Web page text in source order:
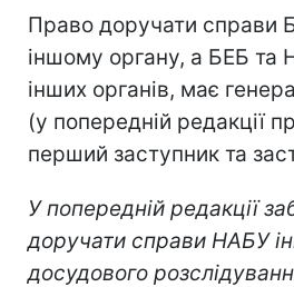
Право доручати справи
іншому органу, а БЕБ та
інших органів, має
(у попередній редакції
перший заступник та
У попередній редакції
доручати справи НАБУ
досудового